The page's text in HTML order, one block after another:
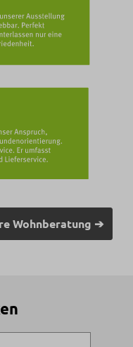
Wohnberatung ➔